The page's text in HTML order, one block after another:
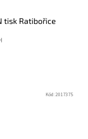
tisk Ratibořice
Kód:2017375